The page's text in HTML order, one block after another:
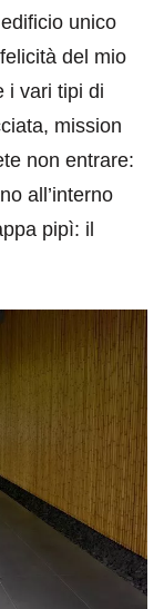
unico
del mio
i vari tipi di
mission
non entrare:
all’interno
pipì: il